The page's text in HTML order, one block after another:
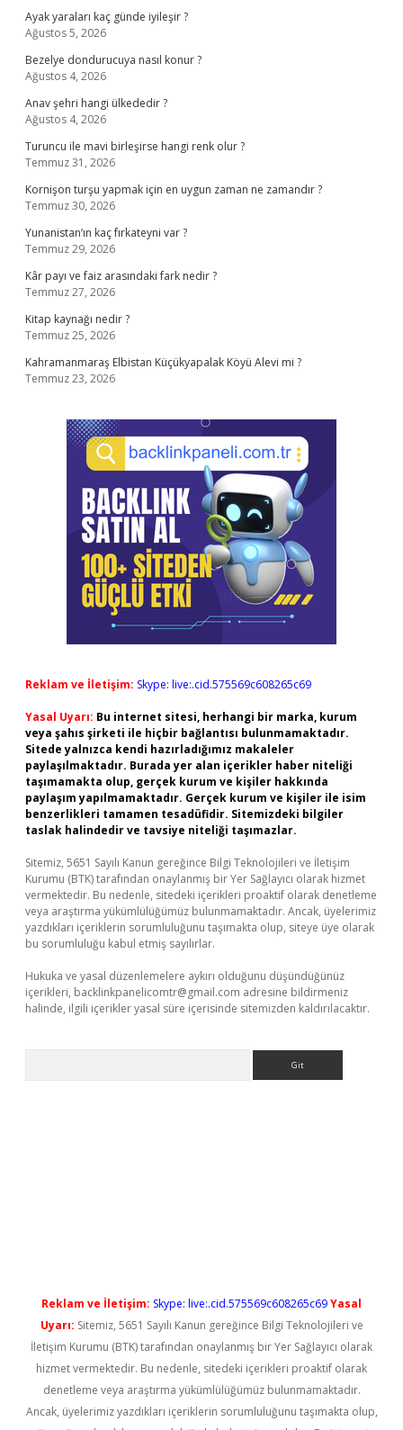
Ayak yaraları kaç günde iyileşir ?
Ağustos 5, 2026
Bezelye dondurucuya nasıl konur ?
Ağustos 4, 2026
Anav şehri hangi ülkededir ?
Ağustos 4, 2026
Turuncu ile mavi birleşirse hangi renk olur ?
Temmuz 31, 2026
Kornişon turşu yapmak için en uygun zaman ne zamandır ?
Temmuz 30, 2026
Yunanistan’ın kaç fırkateyni var ?
Temmuz 29, 2026
Kâr payı ve faiz arasındaki fark nedir ?
Temmuz 27, 2026
Kitap kaynağı nedir ?
Temmuz 25, 2026
Kahramanmaraş Elbistan Küçükyapalak Köyü Alevi mi ?
Temmuz 23, 2026
Reklam ve İletişim: Skype: live:.cid.575569c608265c69
Yasal Uyarı: Bu internet sitesi, herhangi bir marka, kurum
veya şahıs şirketi ile hiçbir bağlantısı bulunmamaktadır.
Sitede yalnızca kendi hazırladığımız makaleler
paylaşılmaktadır. Burada yer alan içerikler haber niteliği
taşımamakta olup, gerçek kurum ve kişiler hakkında
paylaşım yapılmamaktadır. Gerçek kurum ve kişiler ile isim
benzerlikleri tamamen tesadüfidir. Sitemizdeki bilgiler
taslak halindedir ve tavsiye niteliği taşımazlar.
Sitemiz, 5651 Sayılı Kanun gereğince Bilgi Teknolojileri ve İletişim
Kurumu (BTK) tarafından onaylanmış bir Yer Sağlayıcı olarak hizmet
vermektedir. Bu nedenle, sitedeki içerikleri proaktif olarak denetleme
veya araştırma yükümlülüğümüz bulunmamaktadır. Ancak, üyelerimiz
yazdıkları içeriklerin sorumluluğunu taşımakta olup, siteye üye olarak
bu sorumluluğu kabul etmiş sayılırlar.
Hukuka ve yasal düzenlemelere aykırı olduğunu düşündüğünüz
içerikleri, backlinkpanelicomtr@gmail.com adresine bildirmeniz
halinde, ilgili içerikler yasal süre içerisinde sitemizden kaldırılacaktır.
Reklam ve İletişim: Skype: live:.cid.575569c608265c69Yasal
Uyarı: Sitemiz, 5651 Sayılı Kanun gereğince Bilgi Teknolojileri ve
İletişim Kurumu (BTK) tarafından onaylanmış bir Yer Sağlayıcı olarak
hizmet vermektedir. Bu nedenle, sitedeki içerikleri proaktif olarak
denetleme veya araştırma yükümlülüğümüz bulunmamaktadır.
Ancak, üyelerimiz yazdıkları içeriklerin sorumluluğunu taşımakta olup,